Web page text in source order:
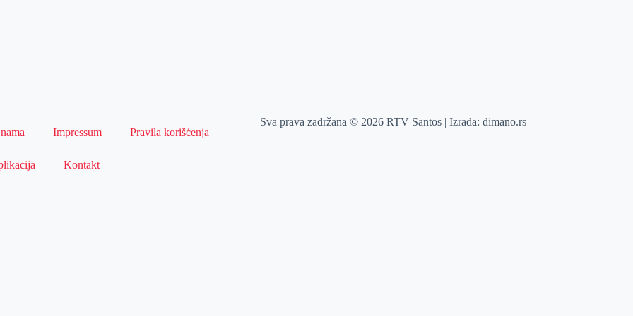
Impressum Pravila korišćenja
Kontakt
Sva prava zadržana © 2026 RTV Santos | Izrada:dimano.rs